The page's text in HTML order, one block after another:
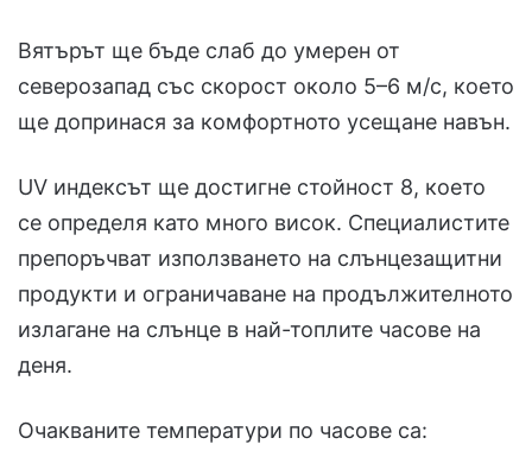
Вятърът ще бъде слаб до умерен от
северозапад със скорост около 5–6 м/с, което
ще допринася за комфортното усещане навън.
UV индексът ще достигне стойност 8, което
се определя като много висок. Специалистите
препоръчват използването на слънцезащитни
продукти и ограничаване на продължителното
излагане на слънце в най-топлите часове на
деня.
Очакваните температури по часове са: